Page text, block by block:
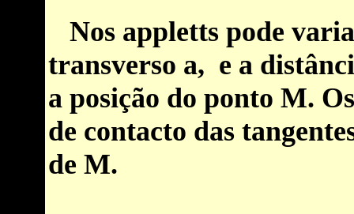
Nos appletts pode
transverso a, e a
a posição do ponto M.
de contacto das
de M.